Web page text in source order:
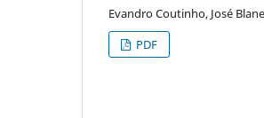
Evandro Coutinho, José
PDF